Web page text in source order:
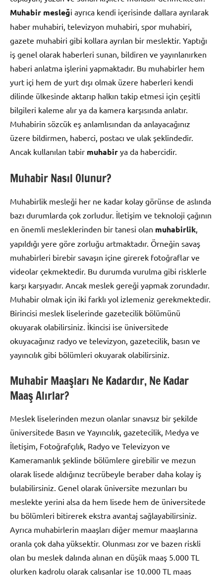
Muhabir mesleği ayrıca kendi içerisinde dallara ayrılarak
haber muhabiri, televizyon muhabiri, spor muhabiri,
gazete muhabiri gibi kollara ayrılan bir meslektir. Yaptığı
iş genel olarak haberleri sunan, bildiren ve yayınlanırken
haberi anlatma işlerini yapmaktadır. Bu muhabirler hem
yurt içi hem de yurt dışı olmak üzere haberleri kendi
dilinde ülkesinde aktarıp halkın takip etmesi için çeşitli
bilgileri kaleme alır ya da kamera karşısında anlatır.
Muhabirin sözcük eş anlamlısından da anlayacağınız
üzere bildirmen, haberci, postacı ve ulak şeklindedir.
Ancak kullanılan tabir muhabir ya da habercidir.
Muhabir Nasıl Olunur?
Muhabirlik mesleği her ne kadar kolay görünse de aslında
bazı durumlarda çok zorludur. İletişim ve teknoloji çağının
en önemli mesleklerinden bir tanesi olan muhabirlik
yapıldığı yere göre zorluğu artmaktadır. Örneğin savaş
muhabirleri birebir savaşın içine girerek fotoğraflar ve
videolar çekmektedir. Bu durumda vurulma gibi risklerle
karşı karşıyadır. Ancak meslek gereği yapmak zorundadır.
Muhabir olmak için iki farklı yol izlemeniz gerekmektedir.
Birincisi meslek liselerinde gazetecilik bölümünü
okuyarak olabilirsiniz. İkincisi ise üniversitede
okuyacağınız radyo ve televizyon, gazetecilik, basın ve
yayıncılık gibi bölümleri okuyarak olabilirsiniz.
Muhabir Maaşları Ne Kadardır, Ne Kadar
Maaş Alırlar?
Meslek liselerinden mezun olanlar sınavsız bir şekilde
üniversitede Basın ve Yayıncılık, gazetecilik, Medya ve
İletişim, Fotoğrafçılık, Radyo ve Televizyon ve
Kameramanlık şeklinde bölümlere girebilir ve mezun
olarak lisede aldığınız tecrübeyle beraber daha kolay iş
bulabilirsiniz. Genel olarak üniversite mezunları bu
meslekte yerini alsa da hem lisede hem de üniversitede
bu bölümleri bitirerek ekstra avantaj sağlayabilirsiniz.
Ayrıca muhabirlerin maaşları diğer memur maaşlarına
oranla çok daha yüksektir. Olunması zor ve bazen riskli
olan bu meslek dalında alınan en düşük maaş 5.000 TL
olurken kadrolu olarak çalışanlar ise 10.000 TL maaş